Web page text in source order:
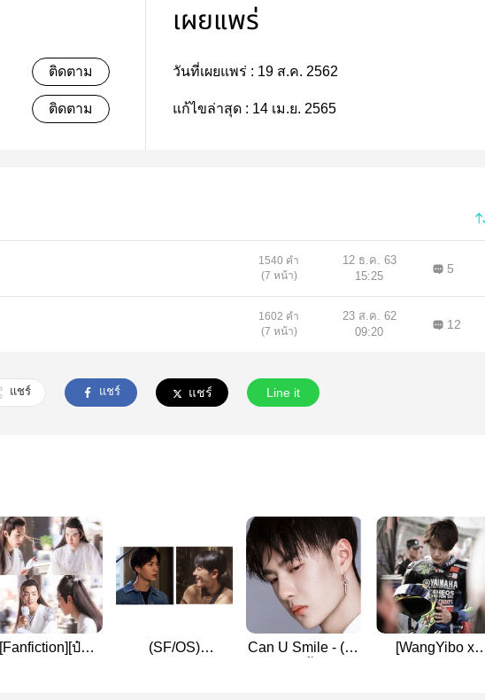
ติดตาม
ติดตาม
เผยแพร่
วันที่เผยแพร่ : 19 ส.ค. 2562
แก้ไขล่าสุด : 14 เม.ย. 2565
1540 คำ
(7 หน้า)
12 ธ.ค. 63
15:25
5
1602 คำ
(7 หน้า)
23 ส.ค. 62
09:20
12
แชร์ แชร์ แชร์ Line it
[Fanfiction][ป๋อ
(SF/OS)
Can U Smile - (ป๋อ
[WangYibo x